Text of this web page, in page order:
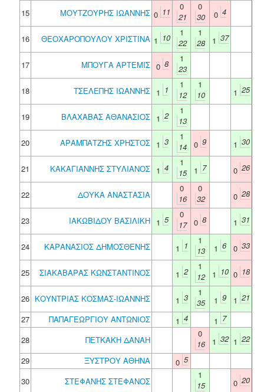
15
ΜΟΥΤΖΟΥΡΗΣ ΙΩΑΝΝΗΣ 0 11
0
21
0
30
0 4
16 ΘΕΟΧΑΡΟΠΟΥΛΟΥ ΧΡΙΣΤΙΝΑ 1 10
1
22
1
28
1 37
17 ΜΠΟΥΓΑ ΑΡΤΕΜΙΣ 0 8
1
23
18
ΤΣΕΛΕΠΗΣ ΙΩΑΝΝΗΣ 1 1
1
12
1
10
1 25
19 ΒΛΑΧΑΒΑΣ ΑΘΑΝΑΣΙΟΣ 1 2
1
13
20
ΑΡΑΜΠΑΤΖΗΣ ΧΡΗΣΤΟΣ 1 3
1
14
0 9 1 30
21 ΚΑΚΑΓΙΑΝΝΗΣ ΣΤΥΛΙΑΝΟΣ 1 4
1
15
1 7 0 26
22 ΔΟΥΚΑ ΑΝΑΣΤΑΣΙΑ
0
16
0
32
0 28
23 ΙΑΚΩΒΙΔΟΥ ΒΑΣΙΛΙΚΗ 1 5
0
17
0 8 1 31
24 ΚΑΡΑΝΑΣΙΟΣ ΔΗΜΟΣΘΕΝΗΣ 1 1
1
13
1 6 0 33
25 ΣΙΑΚΑΒΑΡΑΣ ΚΩΝΣΤΑΝΤΙΝΟΣ 1 2
1
12
1 10 0 18
26 ΚΟΥΝΤΡΙΑΣ ΚΟΣΜΑΣ-ΙΩΑΝΝΗΣ 1 3
1
35
1 9 1 21
27
ΠΑΠΑΓΕΩΡΓΙΟΥ ΑΝΤΩΝΙΟΣ 1 4 1 7
28
ΠΕΤΚΑΚΗ ΔΑΝΑΗ
0
16
1 32 1 22
29
ΞΥΣΤΡΟΥ ΑΘΗΝΑ 0 5
30
ΣΤΕΦΑΝΗΣ ΣΤΕΦΑΝΟΣ
1
15
0 20